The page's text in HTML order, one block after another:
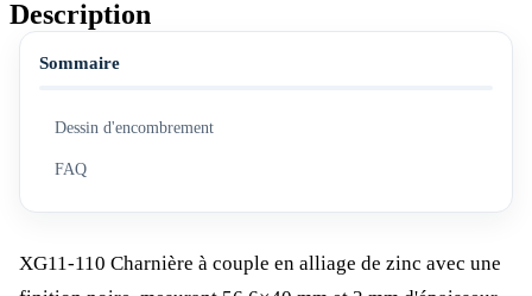
Description
Sommaire
Dessin d'encombrement
FAQ
XG11-110 Charnière à couple en alliage de zinc avec une